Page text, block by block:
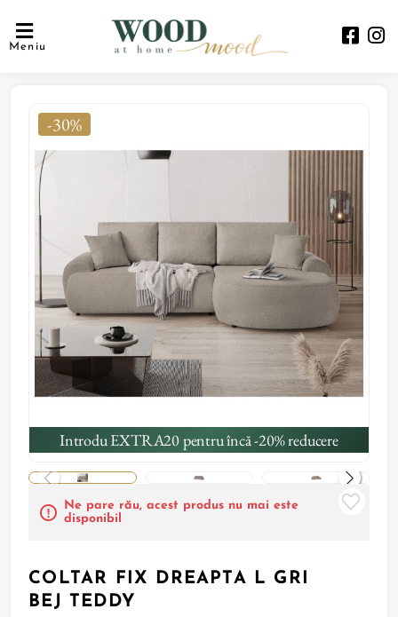
Meniu
-30%
Introdu EXTRA20 pentru încă -20% reducere
Ne pare rău, acest produs nu mai este
disponibil
COLTAR FIX DREAPTA L GRI
BEJ TEDDY